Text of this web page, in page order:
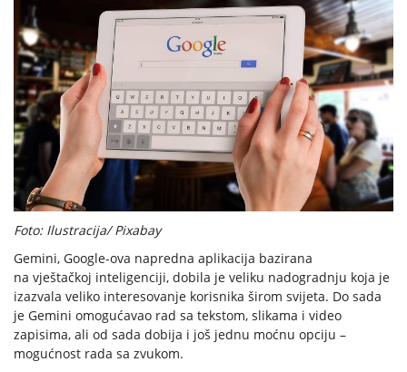
Foto: Ilustracija/ Pixabay
Gemini, Google-ova napredna aplikacija bazirana
na vještačkoj inteligenciji, dobila je veliku nadogradnju koja je
izazvala veliko interesovanje korisnika širom svijeta. Do sada
je Gemini omogućavao rad sa tekstom, slikama i video
zapisima, ali od sada dobija i još jednu moćnu opciju –
mogućnost rada sa zvukom.